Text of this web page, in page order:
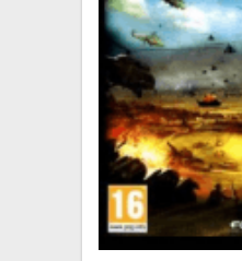
DOPRAVA
XZONE KLUB
TCG & BOARDGAME HUB
VÝKUP HER (BAZAR)